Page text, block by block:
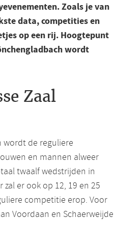
Zoals je van
data, competities en
op een rij. Hoogtepunt
wordt
Zaal
wordt de reguliere
en mannen alweer
twaalf wedstrijden in
er ook op 12, 19 en 25
competitie erop. Voor
Voordaan en Schaerweijde